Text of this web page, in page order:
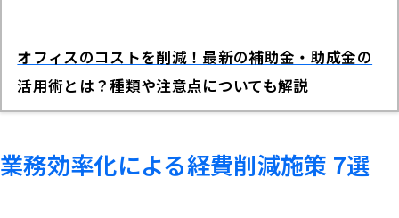
オフィスのコストを削減！最新の補助金・助成金の
活用術とは？種類や注意点についても解説
業務効率化による経費削減施策 7選